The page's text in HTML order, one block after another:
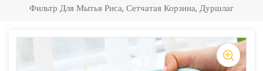
Фильтр Для Мытья Риса, Сетчатая Корзина, Дуршлаг